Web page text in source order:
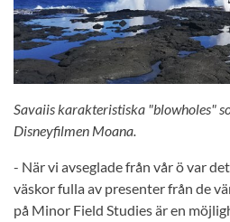
Savaiis karakteristiska "blowholes"
Disneyfilmen Moana.
- När vi avseglade från vår ö var
väskor fulla av presenter från de
på Minor Field Studies är en